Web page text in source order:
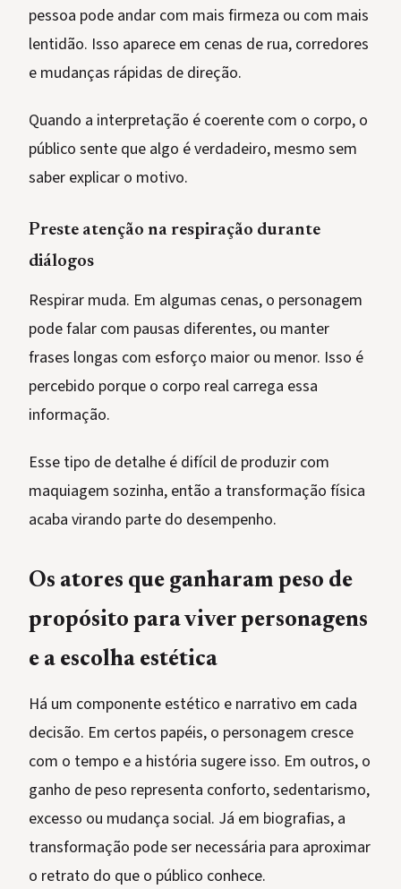
pessoa pode andar com mais firmeza ou com mais
lentidão. Isso aparece em cenas de rua, corredores
e mudanças rápidas de direção.
Quando a interpretação é coerente com o corpo, o
público sente que algo é verdadeiro, mesmo sem
saber explicar o motivo.
Preste atenção na respiração durante
diálogos
Respirar muda. Em algumas cenas, o personagem
pode falar com pausas diferentes, ou manter
frases longas com esforço maior ou menor. Isso é
percebido porque o corpo real carrega essa
informação.
Esse tipo de detalhe é difícil de produzir com
maquiagem sozinha, então a transformação física
acaba virando parte do desempenho.
Os atores que ganharam peso de
propósito para viver personagens
e a escolha estética
Há um componente estético e narrativo em cada
decisão. Em certos papéis, o personagem cresce
com o tempo e a história sugere isso. Em outros, o
ganho de peso representa conforto, sedentarismo,
excesso ou mudança social. Já em biografias, a
transformação pode ser necessária para aproximar
o retrato do que o público conhece.